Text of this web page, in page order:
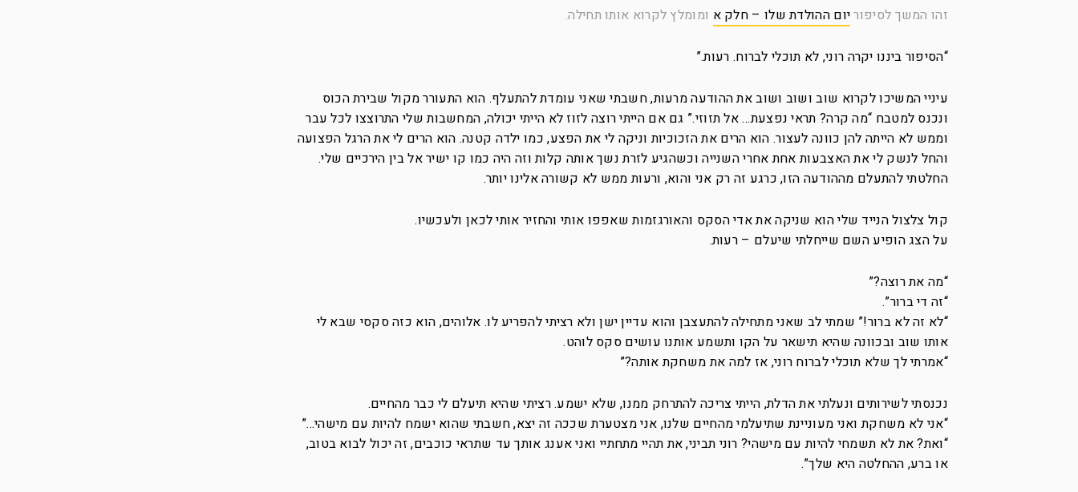
זהו המשך לסיפוריום ההולדת שלו – חלק א ומומלץ לקרוא אותו תחילה.
“הסיפור ביננו יקרה רוני, לא תוכלי לברוח. רעות.”
עיניי המשיכו לקרוא שוב ושוב ושוב את ההודעה מרעות, חשבתי שאני עומדת להתעלף. הוא התעורר מקול שבירת הכוס
ונכנס למטבח “מה קרה? תראי נפצעת… אל תזוזי.” גם אם הייתי רוצה לזוז לא הייתי יכולה, המחשבות שלי התרוצצו לכל עבר
וממש לא הייתה להן כוונה לעצור. הוא הרים את הזכוכיות וניקה לי את הפצע, כמו ילדה קטנה. הוא הרים לי את הרגל הפצועה
והחל לנשק לי את האצבעות אחת אחרי השנייה וכשהגיע לזרת נשך אותה קלות וזה היה כמו קו ישיר אל בין הירכיים שלי.
החלטתי להתעלם מההודעה הזו, כרגע זה רק אני והוא, ורעות ממש לא קשורה אלינו יותר.
קול צלצול הנייד שלי הוא שניקה את אדי הסקס והאורגזמות שאפפו אותי והחזיר אותי לכאן ולעכשיו.
על הצג הופיע השם שייחלתי שיעלם – רעות.
“מה את רוצה?”
“זה די ברור”.
“לא זה לא ברור!” שמתי לב שאני מתחילה להתעצבן והוא עדיין ישן ולא רציתי להפריע לו. אלוהים, הוא כזה סקסי שבא לי
אותו שוב ובכוונה שהיא תישאר על הקו ותשמע אותנו עושים סקס לוהט.
“אמרתי לך שלא תוכלי לברוח רוני, אז למה את משחקת אותה?”
נכנסתי לשירותים ונעלתי את הדלת, הייתי צריכה להתרחק ממנו, שלא ישמע. רציתי שהיא תיעלם לי כבר מהחיים.
“אני לא משחקת ואני מעוניינת שתיעלמי מהחיים שלנו, אני מצטערת שככה זה יצא, חשבתי שהוא ישמח להיות עם מישהי…”
“ואת? את לא תשמחי להיות עם מישהי? רוני תביני, את תהיי מתחתיי ואני אענג אותך עד שתראי כוכבים, זה יכול לבוא בטוב,
או ברע, ההחלטה היא שלך”.